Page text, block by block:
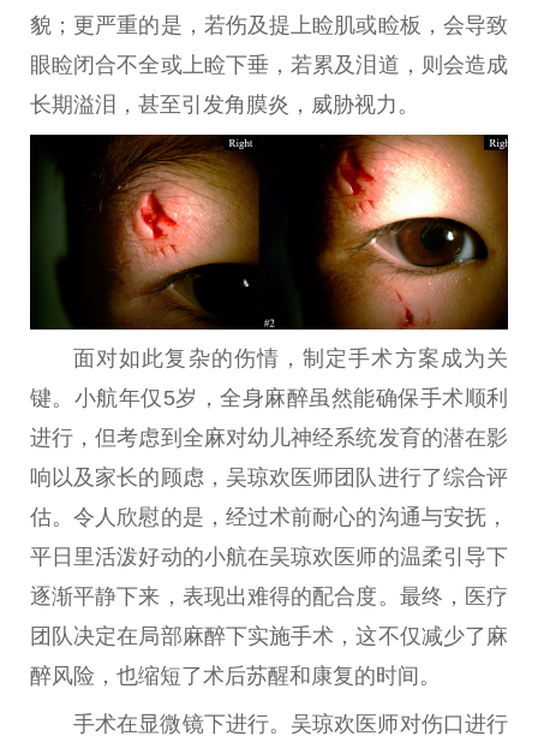
貌；更严重的是，若伤及提上睑肌或睑板，会导致
眼睑闭合不全或上睑下垂，若累及泪道，则会造成
长期溢泪，甚至引发角膜炎，威胁视力。
面对如此复杂的伤情，制定手术方案成为关
键。小航年仅5岁，全身麻醉虽然能确保手术顺利
进行，但考虑到全麻对幼儿神经系统发育的潜在影
响以及家长的顾虑，吴琼欢医师团队进行了综合评
估。令人欣慰的是，经过术前耐心的沟通与安抚，
平日里活泼好动的小航在吴琼欢医师的温柔引导下
逐渐平静下来，表现出难得的配合度。最终，医疗
团队决定在局部麻醉下实施手术，这不仅减少了麻
醉风险，也缩短了术后苏醒和康复的时间。
手术在显微镜下进行。吴琼欢医师对伤口进行